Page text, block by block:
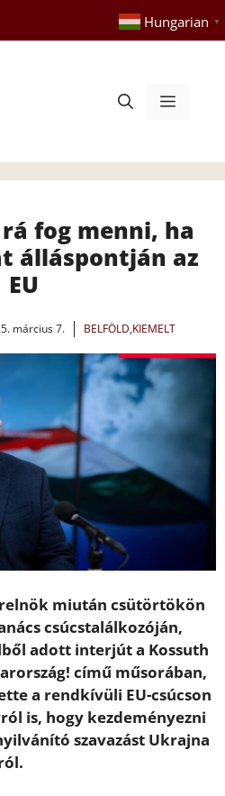
Hungarian ▼
Menü
fog menni, ha
álláspontján az
EU
március 7. BELFÖLD,KIEMELT
miután csütörtökön
csúcstalálkozóján,
adott interjút a Kossuth
című műsorában,
a rendkívüli EU-csúcson
is, hogy kezdeményezni
szavazást Ukrajna